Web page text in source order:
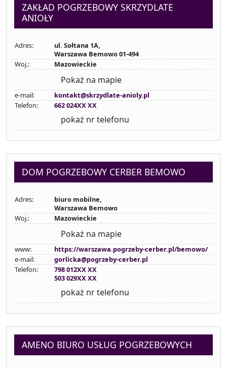
ZAKŁAD POGRZEBOWY SKRZYDLATE
ANIOŁY
Adres:
ul. Sołtana 1A,
Warszawa Bemowo 01-494
Woj.:
Mazowieckie
Pokaż na mapie
e-mail:
kontakt@skrzydlate-anioly.pl
Telefon:
662 024XX XX
pokaż nr telefonu
DOM POGRZEBOWY CERBER BEMOWO
Adres:
biuro mobilne,
Warszawa Bemowo
Woj.:
Mazowieckie
Pokaż na mapie
www:
https://warszawa.pogrzeby-cerber.pl/bemowo/
e-mail:
gorlicka@pogrzeby-cerber.pl
Telefon:
798 012XX XX
503 029XX XX
pokaż nr telefonu
AMENO BIURO USŁUG POGRZEBOWYCH